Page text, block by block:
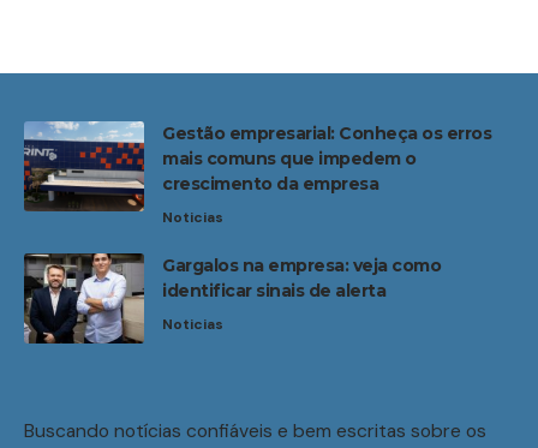
Gestão empresarial: Conheça os erros
mais comuns que impedem o
crescimento da empresa
Noticias
Gargalos na empresa: veja como
identificar sinais de alerta
Noticias
Buscando notícias confiáveis e bem escritas sobre os